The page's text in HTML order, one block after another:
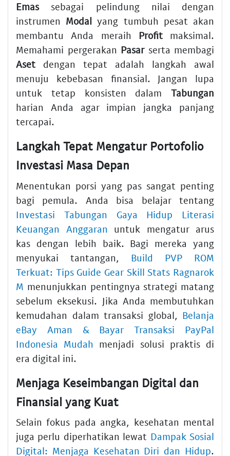
Emassebagai pelindung nilai dengan
instrumen Modal yang tumbuh pesat akan
membantu Anda meraih Profitmaksimal.
Memahami pergerakan Pasarserta membagi
Aset dengan tepat adalah langkah awal
menuju kebebasan finansial. Jangan lupa
untuk tetap konsisten dalam Tabungan
harian Anda agar impian jangka panjang
tercapai.
Langkah Tepat Mengatur Portofolio
Investasi Masa Depan
Menentukan porsi yang pas sangat penting
bagi pemula. Anda bisa belajar tentang
Investasi Tabungan Gaya Hidup Literasi
Keuangan Anggaran untuk mengatur arus
kas dengan lebih baik. Bagi mereka yang
menyukai tantangan, Build PVP ROM
Terkuat: Tips Guide Gear Skill Stats Ragnarok
M menunjukkan pentingnya strategi matang
sebelum eksekusi. Jika Anda membutuhkan
kemudahan dalam transaksi global, Belanja
eBay Aman & Bayar Transaksi PayPal
Indonesia Mudah menjadi solusi praktis di
era digital ini.
Menjaga Keseimbangan Digital dan
Finansial yang Kuat
Selain fokus pada angka, kesehatan mental
juga perlu diperhatikan lewat Dampak Sosial
Digital: Menjaga Kesehatan Diri dan Hidup.